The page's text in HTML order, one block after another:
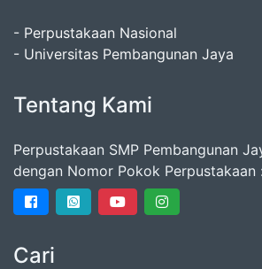
- Perpustakaan Nasional
- Universitas Pembangunan Jaya
Tentang Kami
Perpustakaan SMP Pembangunan
dengan Nomor Pokok Perpustakaan :
Cari